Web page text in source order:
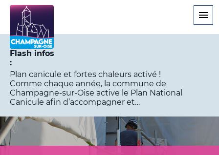
Flash infos
Plan canicule et fortes chaleurs activé !
Comme chaque année, la commune de
Champagne-sur-Oise active le Plan National
Canicule afin d’accompagner et…